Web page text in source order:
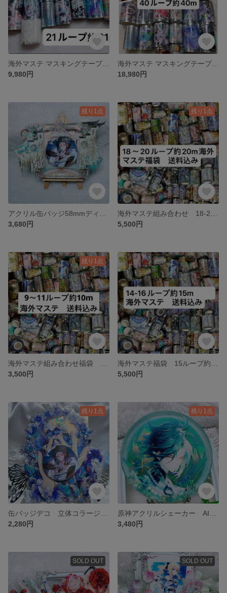
海外マステ マスキングテープ 21ループ切り売り まとめ 大量 蝶々 花 装飾
9,980円
海外マステ マスキングテープ 40ループ切り売り まとめ 大量 蝶々 花 装飾
18,980円
残り1点
3,680円
残り1点
5,500円
残り1点
3,500円
5,500円
残り1点
2,280円
残り1点
3,480円
SOLD OUT SOLD OUT